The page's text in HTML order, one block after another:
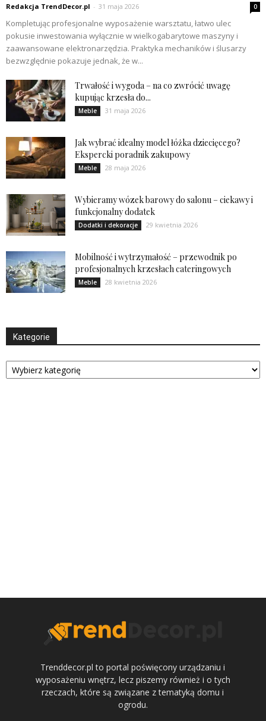
Redakcja TrendDecor.pl - 31 maja 2026 0
Kompletując profesjonalne wyposażenie warsztatu, łatwo ulec
pokusie inwestowania wyłącznie w wielkogabarytowe maszyny i
zaawansowane elektronarzędzia. Praktyka mechaników i ślusarzy
bezwzględnie pokazuje jednak, że w...
Trwałość i wygoda – na co zwrócić uwagę
kupując krzesła do...
Meble 31 maja 2026
Jak wybrać idealny model łóżka dziecięcego?
Ekspercki poradnik zakupowy
Meble 28 maja 2026
Wybieramy wózek barowy do salonu – ciekawy i
funkcjonalny dodatek
Dodatki i dekoracje 29 kwietnia 2026
Mobilność i wytrzymałość – przewodnik po
profesjonalnych krzesłach cateringowych
Meble 28 kwietnia 2026
Kategorie
Kategorie
Trenddecor.pl to portal poświęcony urządzaniu i
wyposażeniu wnętrz, lecz piszemy również i o tych
rzeczach, które są związane z tematyką domu i
ogrodu.